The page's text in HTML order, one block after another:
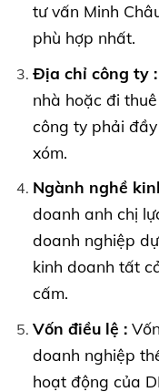
tư vấn Minh
phù hợp nhất.
Địa chỉ công ty :
nhà hoặc đi
công ty phải
xóm.
Ngành nghề
doanh anh chị
doanh nghiệp
kinh doanh tất
cấm.
Vốn điều lệ :
doanh nghiệp
hoạt động của